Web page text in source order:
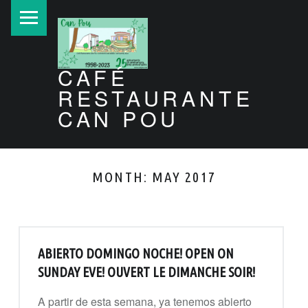
CAFÉ
RESTAURANTE
CAN POU
MONTH: MAY 2017
ABIERTO DOMINGO NOCHE! OPEN ON
SUNDAY EVE! OUVERT LE DIMANCHE SOIR!
A partir de esta semana, ya tenemos abierto